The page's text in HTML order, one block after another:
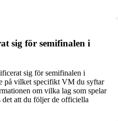
sig för semifinalen i
sig för semifinalen i
på vilket specifikt VM du syftar
om vilka lag som spelar
det att du följer de officiella